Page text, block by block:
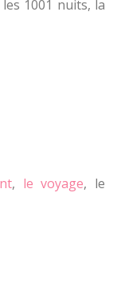
1001 nuits, la
, le voyage, le